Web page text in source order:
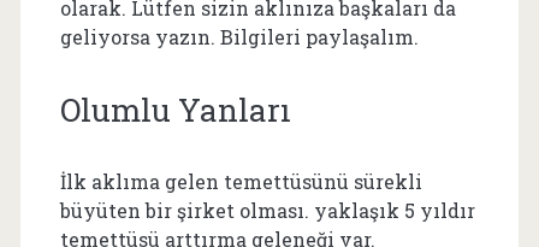
olarak. Lütfen sizin aklınıza başkaları da
geliyorsa yazın. Bilgileri paylaşalım.
Olumlu Yanları
İlk aklıma gelen temettüsünü sürekli
büyüten bir şirket olması. yaklaşık 5 yıldır
temettüsü arttırma geleneği var.